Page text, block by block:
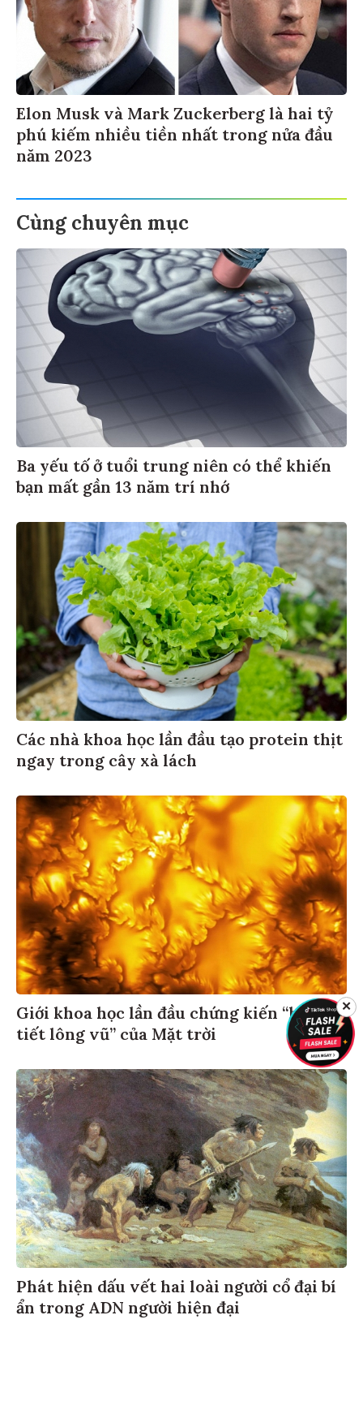
Elon Musk và Mark Zuckerberg là hai tỷ
phú kiếm nhiều tiền nhất trong nửa đầu
năm 2023
Cùng chuyên mục
Ba yếu tố ở tuổi trung niên có thể khiến
bạn mất gần 13 năm trí nhớ
Các nhà khoa học lần đầu tạo protein thịt
ngay trong cây xà lách
Giới khoa học lần đầu chứng kiến “họa
tiết lông vũ” của Mặt trời
Phát hiện dấu vết hai loài người cổ đại bí
ẩn trong ADN người hiện đại
✕